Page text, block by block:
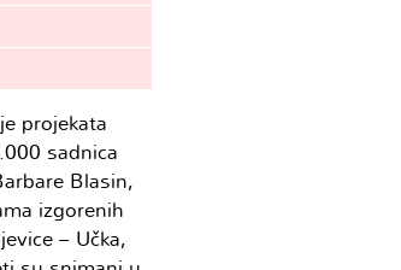
projekata
sadnica
Blasin,
izgorenih
– Učka,